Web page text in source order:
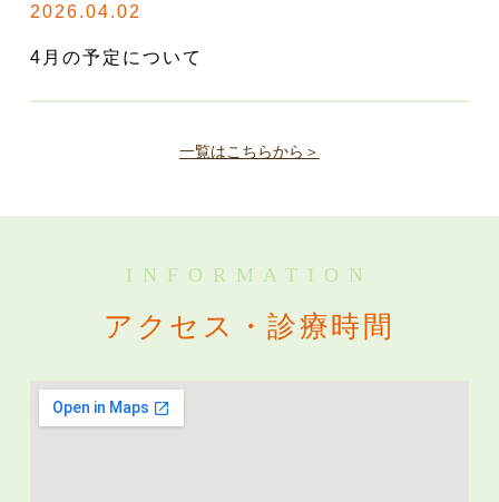
2026.04.02
4月の予定について
一覧はこちらから＞
INFORMATION
アクセス・診療時間